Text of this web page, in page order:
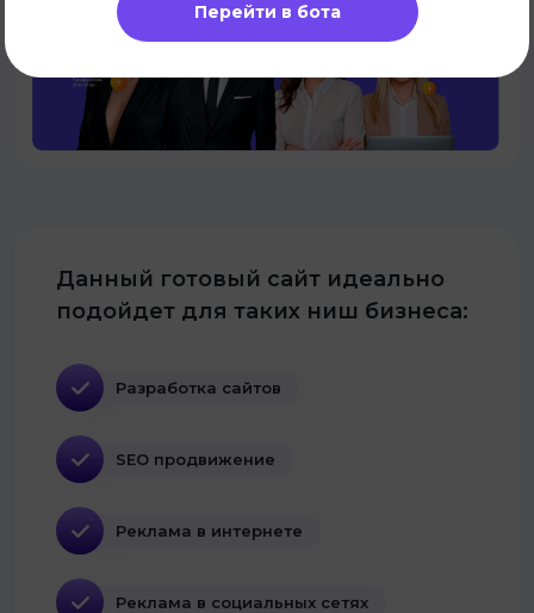
Данный готовый сайт идеально
подойдет для таких ниш бизнеса:
Разработка сайтов
SEO продвижение
Реклама в интернете
Реклама в социальных сетях
Перейти в бота